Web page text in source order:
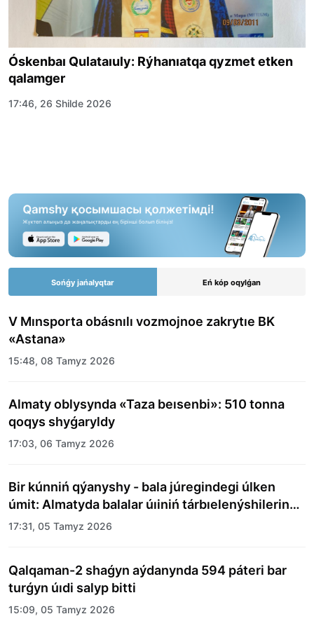
Óskenbaı Qulataıuly: Rýhanıatqa qyzmet etken
qalamger
17:46, 26 Shilde 2026
Sońǵy jańalyqtar Eń kóp oqylǵan
V Mınsporta obásnılı vozmojnoe zakrytıe BK
«Astana»
15:48, 08 Tamyz 2026
Almaty oblysynda «Taza beısenbi»: 510 tonna
qoqys shyǵaryldy
17:03, 06 Tamyz 2026
Bir kúnniń qýanyshy - bala júregindegi úlken
úmit: Almatyda balalar úıiniń tárbıelenýshilerine
merekelik kún uıymdastyryldy
17:31, 05 Tamyz 2026
Qalqaman-2 shaǵyn aýdanynda 594 páteri bar
turǵyn úıdi salyp bitti
15:09, 05 Tamyz 2026